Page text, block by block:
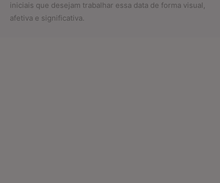
iniciais que desejam trabalhar essa data de forma visual,
afetiva e significativa.